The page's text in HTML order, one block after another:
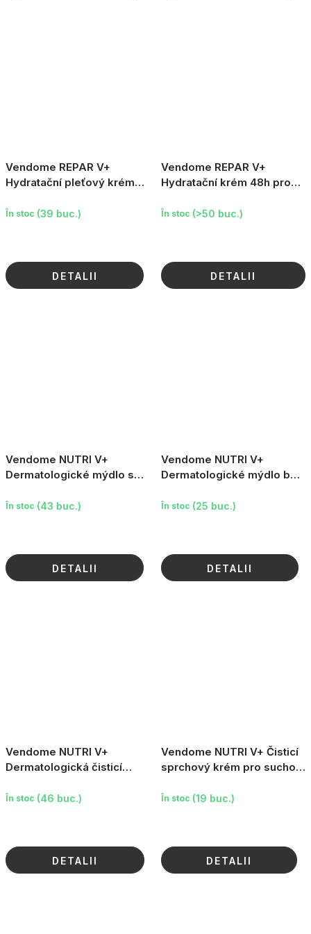
Vendome REPAR V+
Hydratační pleťový krém
50ml
În stoc (39 buc.)
DETALII
Vendome REPAR V+
Hydratační krém 48h pro
În stoc (>50 buc.)
DETALII
Vendome NUTRI V+
Dermatologické mýdlo s
În stoc (43 buc.)
DETALII
Vendome NUTRI V+
Dermatologické mýdlo bez
În stoc (25 buc.)
DETALII
Vendome NUTRI V+
Dermatologická čisticí
În stoc (46 buc.)
DETALII
Vendome NUTRI V+ Čisticí
sprchový krém pro suchou
În stoc (19 buc.)
DETALII